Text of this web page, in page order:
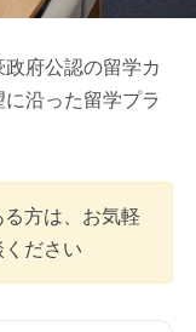
府公認の留学カ
沿った留学プラ
方は、お気軽
ださい